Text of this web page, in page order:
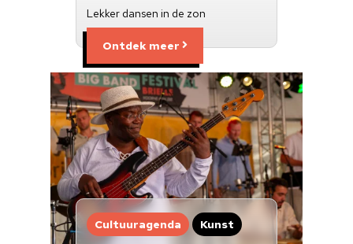
Lekker dansen in de zon
Ontdek meer
Cultuuragenda Kunst